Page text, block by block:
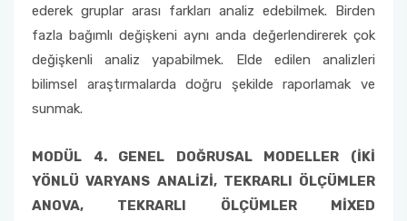
ederek gruplar arası farkları analiz edebilmek. Birden
fazla bağımlı değişkeni aynı anda değerlendirerek çok
değişkenli analiz yapabilmek. Elde edilen analizleri
bilimsel araştırmalarda doğru şekilde raporlamak ve
sunmak.
MODÜL 4. GENEL DOĞRUSAL MODELLER (İKİ
YÖNLÜ VARYANS ANALİZİ, TEKRARLI ÖLÇÜMLER
ANOVA, TEKRARLI ÖLÇÜMLER MİXED